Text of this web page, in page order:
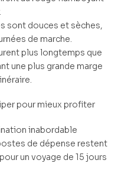
sont douces et sèches,
de marche.
plus longtemps que
une plus grande marge
pour mieux profiter
inabordable
de dépense restent
un voyage de 15 jours